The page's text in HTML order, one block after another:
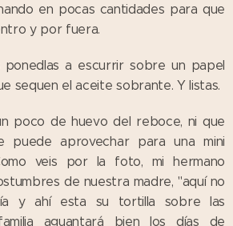
en pocas cantidades para que
y por fuera.
a escurrir sobre un papel
sequen el aceite sobrante. Y listas.
poco de huevo del reboce, ni que
puede aprovechar para una mini
veis por la foto, mi hermano
de nuestra madre, "aquí no
y ahí esta su tortilla sobre las
aguantará bien los días de